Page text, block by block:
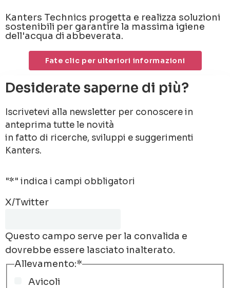
Kanters Technics progetta e realizza soluzioni
sostenibili per garantire la massima igiene
dell'acqua di abbeverata.
Fate clic per ulteriori informazioni
Desiderate saperne di più?
Iscrivetevi alla newsletter per conoscere in
anteprima tutte le novità
in fatto di ricerche, sviluppi e suggerimenti
Kanters.
"*" indica i campi obbligatori
X/Twitter
Questo campo serve per la convalida e
dovrebbe essere lasciato inalterato.
Allevamento:*
Avicoli